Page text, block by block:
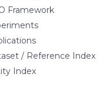
Framework
/ Reference Index
Index